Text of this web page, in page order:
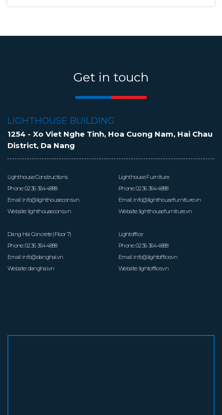
Get in touch
LIGHTHOUSE BUILDING
1254 - Xo Viet Nghe Tinh, Hoa Cuong Nam, Hai Chau
District, Da Nang
Lighthouse Constructions
Phone:0236 3644888
Email:info@lighthousecons.vn
Website: lighthousecons.vn
Lighthouse Furniture
Phone:0236 3644888
Email:info@lighthousefurniture.vn
Website: lighthousefurniture.vn
Dang Hai Concrete (Floor 7)
Phone:0236 3644888
Email:info@danghai.vn
Website:danghai.vn
Lightoffice
Phone:0236 3644888
Email:info@lightoffice.vn
Website: lightoffice.vn